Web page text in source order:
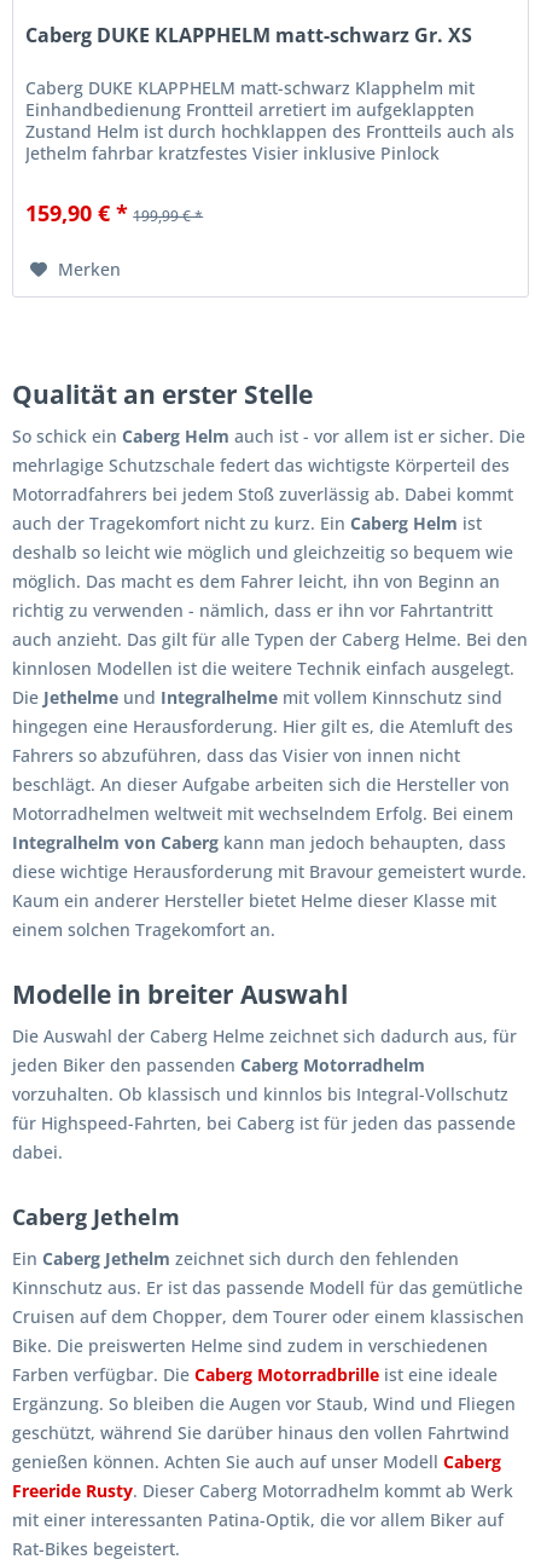
Caberg DUKE KLAPPHELM matt-schwarz Gr. XS
Caberg DUKE KLAPPHELM matt-schwarz Klapphelm mit
Einhandbedienung Frontteil arretiert im aufgeklappten
Zustand Helm ist durch hochklappen des Frontteils auch als
Jethelm fahrbar kratzfestes Visier inklusive Pinlock
159,90 € * 199,99 € *
Merken
Qualität an erster Stelle
So schick ein Caberg Helm auch ist - vor allem ist er sicher. Die
mehrlagige Schutzschale federt das wichtigste Körperteil des
Motorradfahrers bei jedem Stoß zuverlässig ab. Dabei kommt
auch der Tragekomfort nicht zu kurz. Ein Caberg Helm ist
deshalb so leicht wie möglich und gleichzeitig so bequem wie
möglich. Das macht es dem Fahrer leicht, ihn von Beginn an
richtig zu verwenden - nämlich, dass er ihn vor Fahrtantritt
auch anzieht. Das gilt für alle Typen der Caberg Helme. Bei den
kinnlosen Modellen ist die weitere Technik einfach ausgelegt.
Die Jethelme und Integralhelme mit vollem Kinnschutz sind
hingegen eine Herausforderung. Hier gilt es, die Atemluft des
Fahrers so abzuführen, dass das Visier von innen nicht
beschlägt. An dieser Aufgabe arbeiten sich die Hersteller von
Motorradhelmen weltweit mit wechselndem Erfolg. Bei einem
Integralhelm von Caberg kann man jedoch behaupten, dass
diese wichtige Herausforderung mit Bravour gemeistert wurde.
Kaum ein anderer Hersteller bietet Helme dieser Klasse mit
einem solchen Tragekomfort an.
Modelle in breiter Auswahl
Die Auswahl der Caberg Helme zeichnet sich dadurch aus, für
jeden Biker den passenden Caberg Motorradhelm
vorzuhalten. Ob klassisch und kinnlos bis Integral-Vollschutz
für Highspeed-Fahrten, bei Caberg ist für jeden das passende
dabei.
Caberg Jethelm
Ein Caberg Jethelm zeichnet sich durch den fehlenden
Kinnschutz aus. Er ist das passende Modell für das gemütliche
Cruisen auf dem Chopper, dem Tourer oder einem klassischen
Bike. Die preiswerten Helme sind zudem in verschiedenen
Farben verfügbar. Die Caberg Motorradbrille ist eine ideale
Ergänzung. So bleiben die Augen vor Staub, Wind und Fliegen
geschützt, während Sie darüber hinaus den vollen Fahrtwind
genießen können. Achten Sie auch auf unser Modell Caberg
Freeride Rusty. Dieser Caberg Motorradhelm kommt ab Werk
mit einer interessanten Patina-Optik, die vor allem Biker auf
Rat-Bikes begeistert.